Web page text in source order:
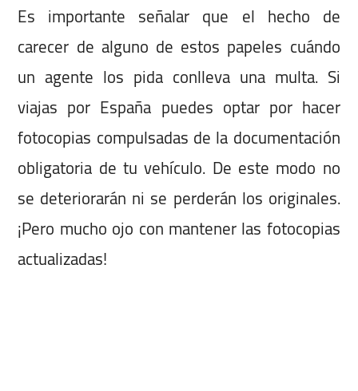
Es importante señalar que el hecho de
carecer de alguno de estos papeles cuándo
un agente los pida conlleva una multa. Si
viajas por España puedes optar por hacer
fotocopias compulsadas de la documentación
obligatoria de tu vehículo. De este modo no
se deteriorarán ni se perderán los originales.
¡Pero mucho ojo con mantener las fotocopias
actualizadas!